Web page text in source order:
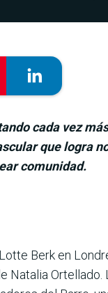
cada vez
que logra
comunidad.
Berk en
Natalia